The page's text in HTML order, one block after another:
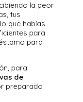
la peor
tus
que habías
para
para
para
de
preparado